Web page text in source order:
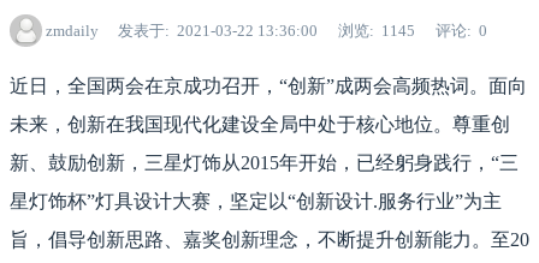
zmdaily 发表于 2021-03-22 13:36:00 浏览 1145 评论 0
近日，全国两会在京成功召开，“创新”成两会高频热词。面向
未来，创新在我国现代化建设全局中处于核心地位。尊重创
新、鼓励创新，三星灯饰从2015年开始，已经躬身践行，“三
星灯饰杯”灯具设计大赛，坚定以“创新设计.服务行业”为主
旨，倡导创新思路、嘉奖创新理念，不断提升创新能力。至20